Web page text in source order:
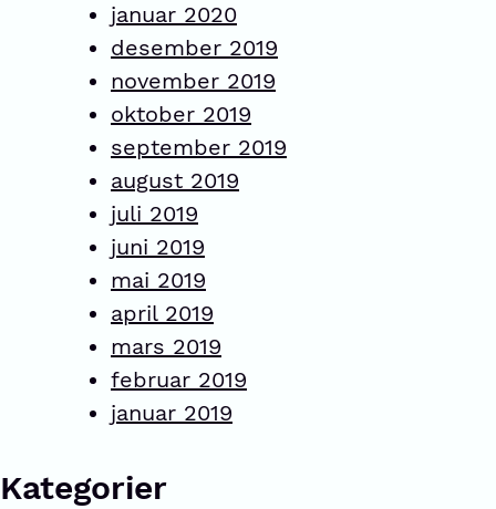
januar 2020
desember 2019
november 2019
oktober 2019
september 2019
august 2019
juli 2019
juni 2019
mai 2019
april 2019
mars 2019
februar 2019
januar 2019
Kategorier